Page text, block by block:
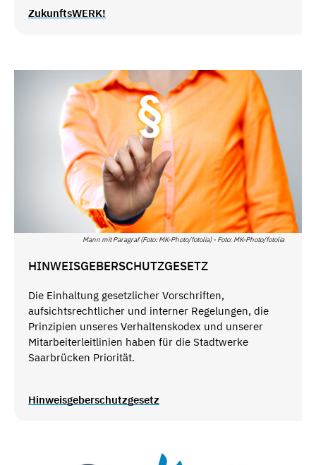
ZukunftsWERK!
Mann mit Paragraf (Foto: MK-Photo/fotolia) - Foto: MK-Photo/fotolia
HINWEISGEBERSCHUTZGESETZ
Die Einhaltung gesetzlicher Vorschriften,
aufsichtsrechtlicher und interner Regelungen, die
Prinzipien unseres Verhaltenskodex und unserer
Mitarbeiterleitlinien haben für die Stadtwerke
Saarbrücken Priorität.
Hinweisgeberschutzgesetz